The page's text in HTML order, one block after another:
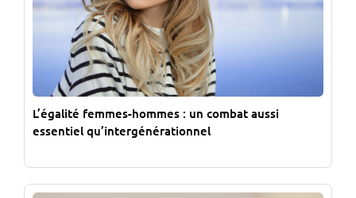
L’égalité femmes-hommes : un combat aussi
essentiel qu’intergénérationnel